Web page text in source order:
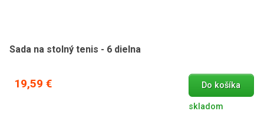
Sada na stolný tenis - 6 dielna
19,59 € Do košíka
skladom